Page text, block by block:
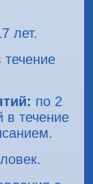
лет.
течение
по 2
в течение